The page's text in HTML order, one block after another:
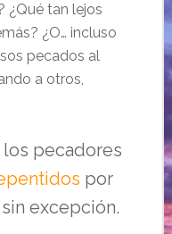
¿Qué tan lejos
¿O… incluso
pecados al
a otros,
pecadores
por
excepción.